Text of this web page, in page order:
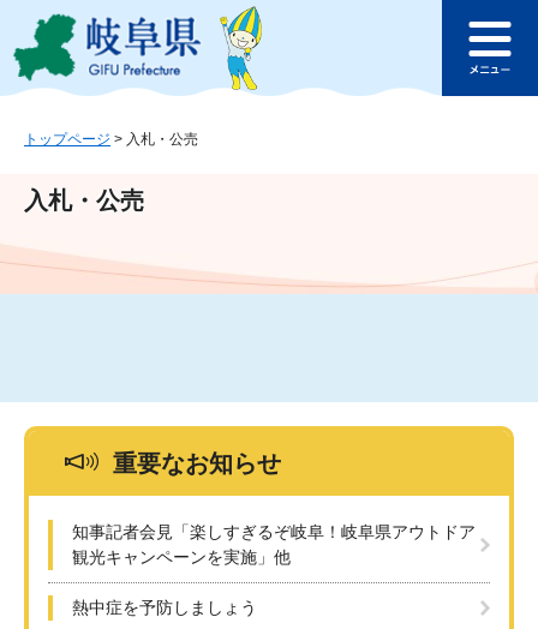
ジ
ュ
文
このページの本文へ
ュ
トップページ > 入札・公売
入札・公売
重要なお知らせ
知事記者会見「楽しすぎるぞ岐阜！岐阜県アウトドア
観光キャンペーンを実施」他
熱中症を予防しましょう